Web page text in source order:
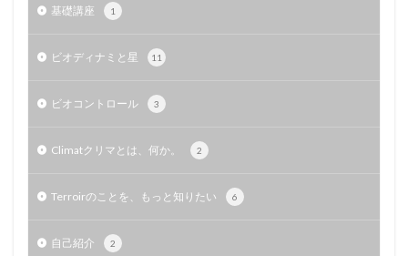
基礎講座 1
ビオディナミと星 11
ビオコントロール 3
Climatクリマとは、何か。 2
Terroirのことを、もっと知りたい 6
自己紹介 2